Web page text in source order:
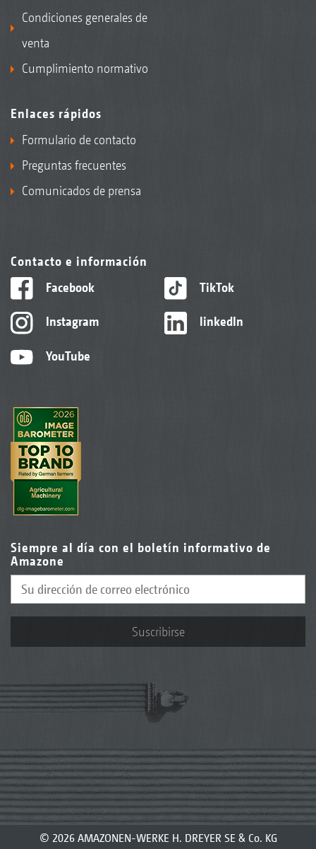
Condiciones generales de
venta
Cumplimiento normativo
Enlaces rápidos
Formulario de contacto
Preguntas frecuentes
Comunicados de prensa
Contacto e información
Facebook
Instagram
YouTube
TikTok
linkedIn
Siempre al día con el boletín informativo de
Amazone
Suscribirse
© 2026 AMAZONEN-WERKE H. DREYER SE & Co. KG